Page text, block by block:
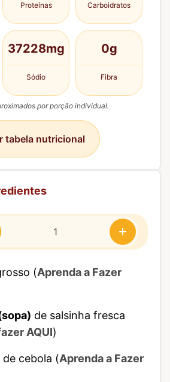
Proteínas Carboidratos
37228mg
Sódio
0g
Fibra
por porção individual.
tabela nutricional
(Aprenda a Fazer
de salsinha fresca
AQUI)
de cebola (Aprenda a Fazer